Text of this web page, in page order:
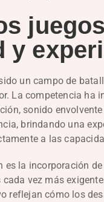
y
un campo de
La competencia
sonido
brindando una
a las
es la incorporación
vez más
reflejan cómo los